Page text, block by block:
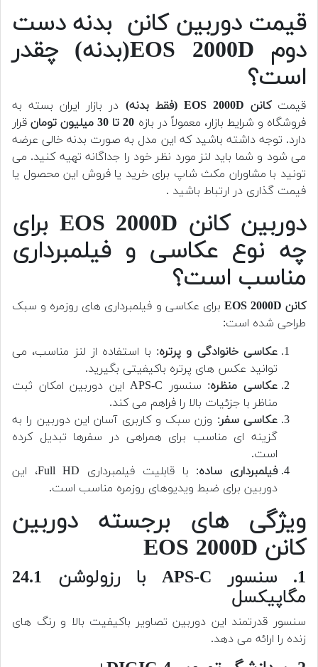
قیمت دوربین کانن بدنه دست
دوم EOS 2000D(بدنه) چقدر
است؟
قیمتکانن EOS 2000D (فقط بدنه)
در بازار ایران بسته به
فروشگاه و شرایط بازار، معمولاً در بازه 20 تا 30 میلیون تومان
قرار
دارد. توجه داشته باشید که این مدل به صورت بدنه خالی عرضه
می شود و شما باید لنز مورد نظر خود را جداگانه تهیه کنید. می
تونید با مشاوران مکث شاپ برای خرید یا فروش این محصول یا
فیمت گذاری در ارتباط باشید .
دوربین کانن EOS 2000D برای
چه نوع عکاسی و فیلمبرداری
مناسب است؟
کانن EOS 2000D
برای عکاسی و فیلمبرداری های روزمره و سبک
طراحی شده است:
عکاسی خانوادگی و پرتره: با استفاده از لنز مناسب، می
توانید عکس های پرتره باکیفیتی بگیرید.
عکاسی منظره
: سنسور APS-C این دوربین امکان ثبت
مناظر با جزئیات بالا را فراهم می کند.
عکاسی سفر: وزن سبک و کاربری آسان این دوربین را به
گزینه ای مناسب برای همراهی در سفرها تبدیل کرده
است.
فیلمبرداری ساده
: با قابلیت فیلمبرداری Full HD، این
دوربین برای ضبط ویدیوهای روزمره مناسب است.
ویژگی های برجسته دوربین
کانن EOS 2000D
1. سنسور APS-C با رزولوشن 24.1
مگاپیکسل
سنسور قدرتمند این دوربین تصاویر باکیفیت بالا و رنگ های
زنده را ارائه می دهد.